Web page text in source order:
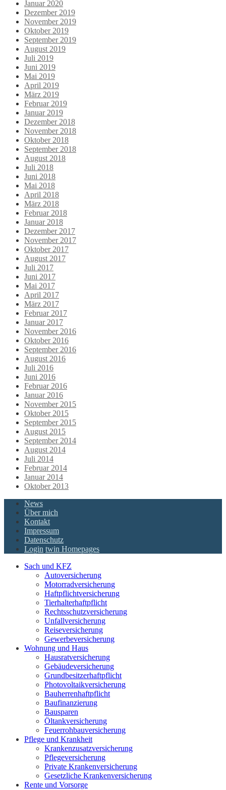
Januar 2020
Dezember 2019
November 2019
Oktober 2019
September 2019
August 2019
Juli 2019
Juni 2019
Mai 2019
April 2019
März 2019
Februar 2019
Januar 2019
Dezember 2018
November 2018
Oktober 2018
September 2018
August 2018
Juli 2018
Juni 2018
Mai 2018
April 2018
März 2018
Februar 2018
Januar 2018
Dezember 2017
November 2017
Oktober 2017
August 2017
Juli 2017
Juni 2017
Mai 2017
April 2017
März 2017
Februar 2017
Januar 2017
November 2016
Oktober 2016
September 2016
August 2016
Juli 2016
Juni 2016
Februar 2016
Januar 2016
November 2015
Oktober 2015
September 2015
August 2015
September 2014
August 2014
Juli 2014
Februar 2014
Januar 2014
Oktober 2013
News
Über mich
Kontakt
Impressum
Datenschutz
Login twin Homepages
Sach und KFZ
Autoversicherung
Motorradversicherung
Haftpflichtversicherung
Tierhalterhaftpflicht
Rechtsschutzversicherung
Unfallversicherung
Reiseversicherung
Gewerbeversicherung
Wohnung und Haus
Hausratversicherung
Gebäudeversicherung
Grundbesitzerhaftpflicht
Photovoltaikversicherung
Bauherrenhaftpflicht
Baufinanzierung
Bausparen
Öltankversicherung
Feuerrohbauversicherung
Pflege und Krankheit
Krankenzusatzversicherung
Pflegeversicherung
Private Krankenversicherung
Gesetzliche Krankenversicherung
Rente und Vorsorge